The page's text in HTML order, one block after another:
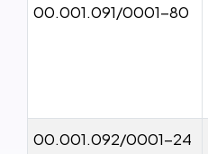
00.001.091/0001-80
00.001.092/0001-24